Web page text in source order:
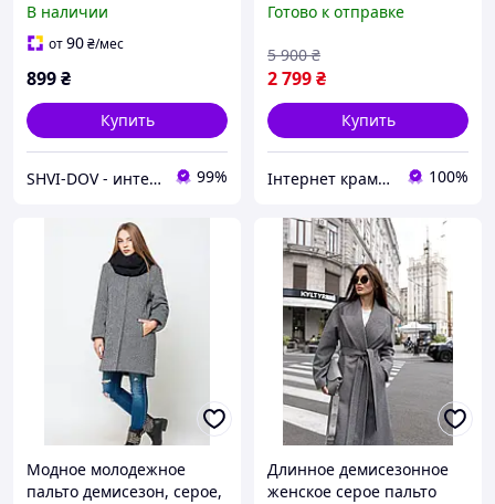
В наличии
от90₴/мес
899₴
Купить
SHVI-DOV - интернет-магазин качественных товаров 99%
поясом в карамельном
Готово к отправке
2 799₴
5 900 ₴
Купить
Інтернет крамничка "Nika Star" 100%
Модное молодежное
пальто демисезон, серое,
Длинное демисезонное
женское серое пальто